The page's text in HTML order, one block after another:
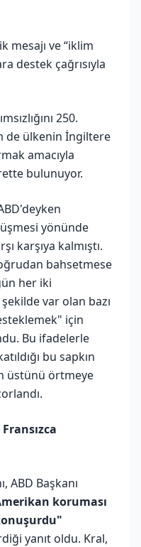
mesajı ve “iklim
destek çağrısıyla
250.
de ülkenin İngiltere
amacıyla
bulunuyor.
yönünde
karşıya kalmıştı.
bahsetmese
her iki
var olan bazı
için
Bu ifadelerle
bu sapkın
üstünü örtmeye
ABD Başkanı
koruması
yanıt oldu. Kral,